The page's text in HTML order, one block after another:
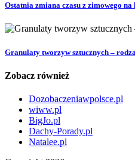
Ostatnia zmiana czasu z zimowego na
Granulaty tworzyw sztucznych –
Zobacz również
Dozobaczeniawpolsce.pl
wiww.pl
BigJo.pl
Dachy-Porady.pl
Natalee.pl